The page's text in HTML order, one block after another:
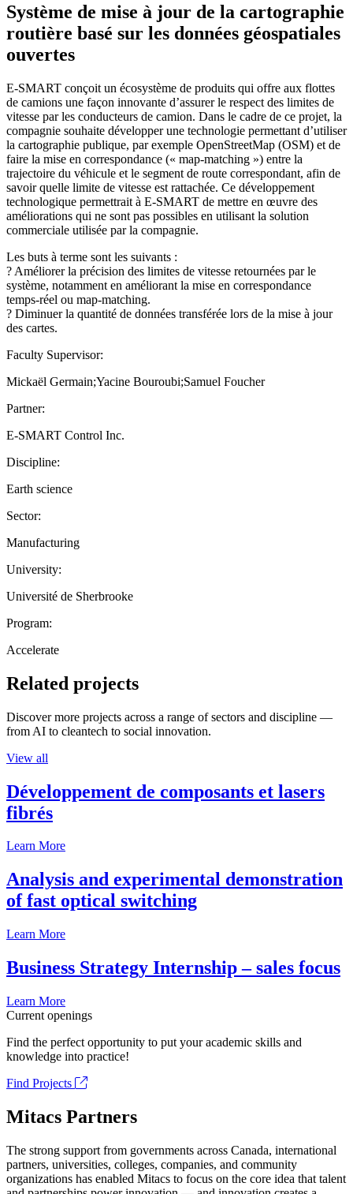
Système de mise à jour de la cartographie
routière basé sur les données géospatiales
ouvertes
E-SMART conçoit un écosystème de produits qui offre aux flottes
de camions une façon innovante d’assurer le respect des limites de
vitesse par les conducteurs de camion. Dans le cadre de ce projet, la
compagnie souhaite développer une technologie permettant d’utiliser
la cartographie publique, par exemple OpenStreetMap (OSM) et de
faire la mise en correspondance (« map-matching ») entre la
trajectoire du véhicule et le segment de route correspondant, afin de
savoir quelle limite de vitesse est rattachée. Ce développement
technologique permettrait à E-SMART de mettre en œuvre des
améliorations qui ne sont pas possibles en utilisant la solution
commerciale utilisée par la compagnie.
Les buts à terme sont les suivants :
? Améliorer la précision des limites de vitesse retournées par le
système, notamment en améliorant la mise en correspondance
temps-réel ou map-matching.
? Diminuer la quantité de données transférée lors de la mise à jour
des cartes.
Faculty Supervisor:
Mickaël Germain;Yacine Bouroubi;Samuel Foucher
Partner:
E-SMART Control Inc.
Discipline:
Earth science
Sector:
Manufacturing
University:
Université de Sherbrooke
Program:
Accelerate
Related projects
Discover more projects across a range of sectors and discipline —
from AI to cleantech to social innovation.
View all
Développement de composants et lasers
fibrés
Learn More
Analysis and experimental demonstration
of fast optical switching
Learn More
Business Strategy Internship – sales focus
Learn More
Current openings
Find the perfect opportunity to put your academic skills and
knowledge into practice!
Find Projects
Mitacs Partners
The strong support from governments across Canada, international
partners, universities, colleges, companies, and community
organizations has enabled Mitacs to focus on the core idea that talent